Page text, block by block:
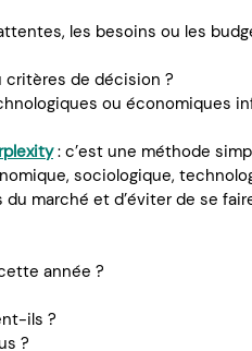
les besoins ou les
critères de décision ?
ou économiques
: c’est une méthode
sociologique,
marché et d’éviter de se
année ?
ils ?
?